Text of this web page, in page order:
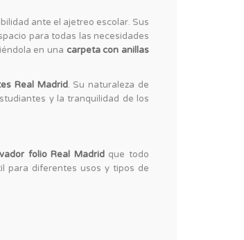
ante el ajetreo escolar. Sus
para todas las necesidades
en una carpeta con anillas
Real Madrid. Su naturaleza de
y la tranquilidad de los
folio Real Madridque todo
para diferentes usos y tipos de